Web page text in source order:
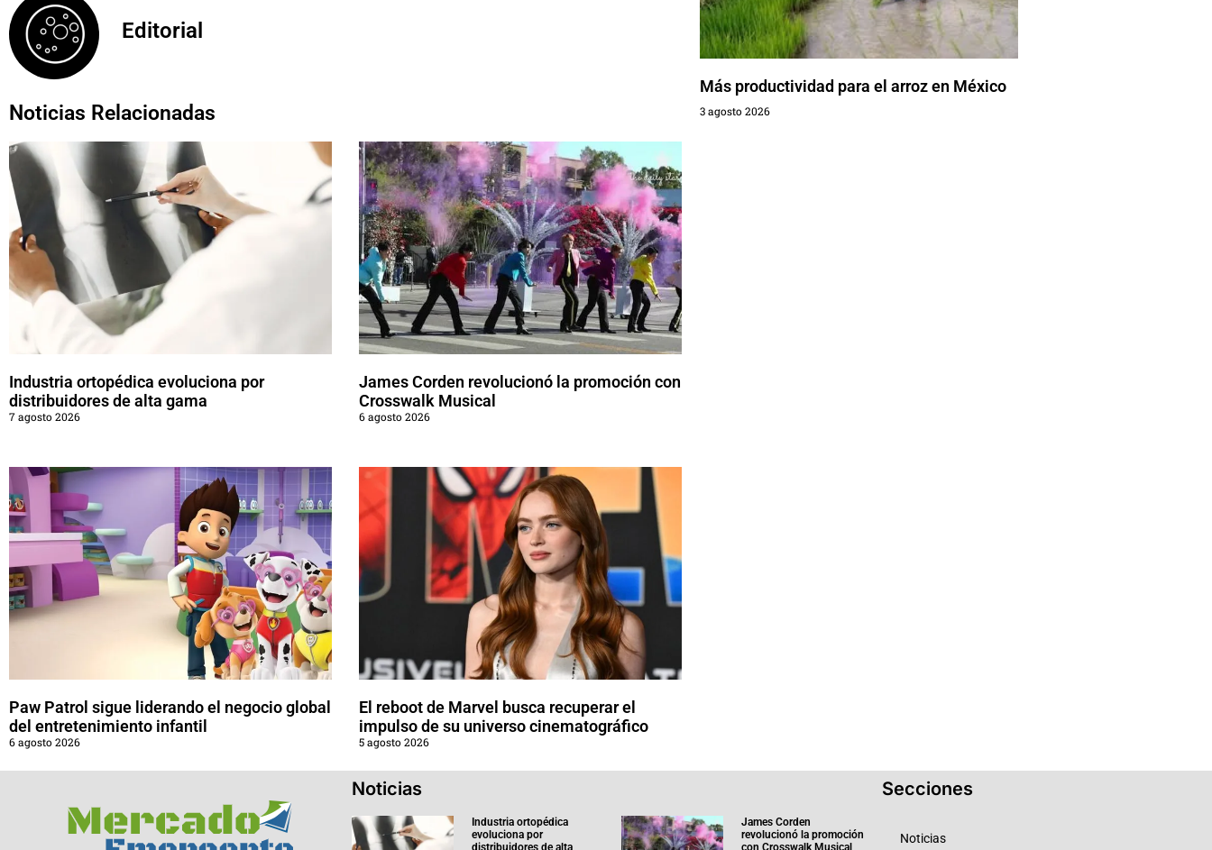
Editorial
Noticias Relacionadas
Industria ortopédica evoluciona por
distribuidores de alta gama
7 agosto 2026
James Corden revolucionó la promoción con
Crosswalk Musical
6 agosto 2026
Paw Patrol sigue liderando el negocio global
del entretenimiento infantil
6 agosto 2026
El reboot de Marvel busca recuperar el
impulso de su universo cinematográfico
5 agosto 2026
Más productividad para el arroz en México
3 agosto 2026
Noticias
Industria ortopédica
evoluciona por
distribuidores de alta
James Corden
revolucionó la promoción
con Crosswalk Musical
Secciones
Noticias